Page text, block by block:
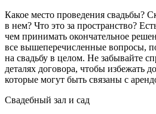
Какое место проведения свадьбы?
в нем? Что это за пространство?
чем принимать окончательное
все вышеперечисленные вопросы,
на свадьбу в целом. Не забывайте
деталях договора, чтобы избежать
которые могут быть связаны с
Свадебный зал и сад